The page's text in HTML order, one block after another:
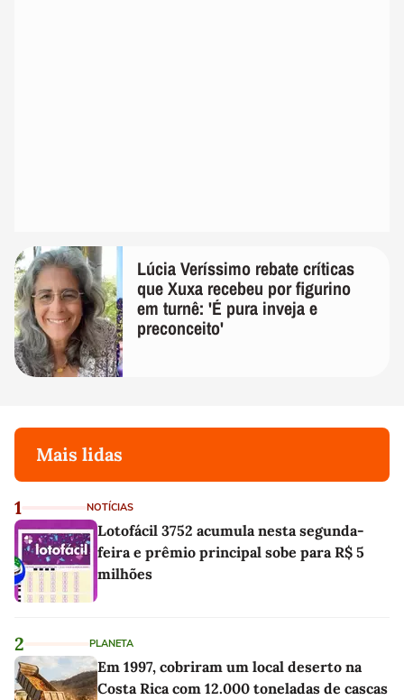
Lúcia Veríssimo rebate críticas
que Xuxa recebeu por figurino
em turnê: 'É pura inveja e
preconceito'
Mais lidas
1 NOTÍCIAS
Lotofácil 3752 acumula nesta segunda-
feira e prêmio principal sobe para R$ 5
milhões
2 PLANETA
Em 1997, cobriram um local deserto na
Costa Rica com 12.000 toneladas de cascas